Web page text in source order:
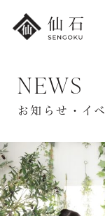
FURISODE
HAKAMA
NEWS
お知らせ・イ